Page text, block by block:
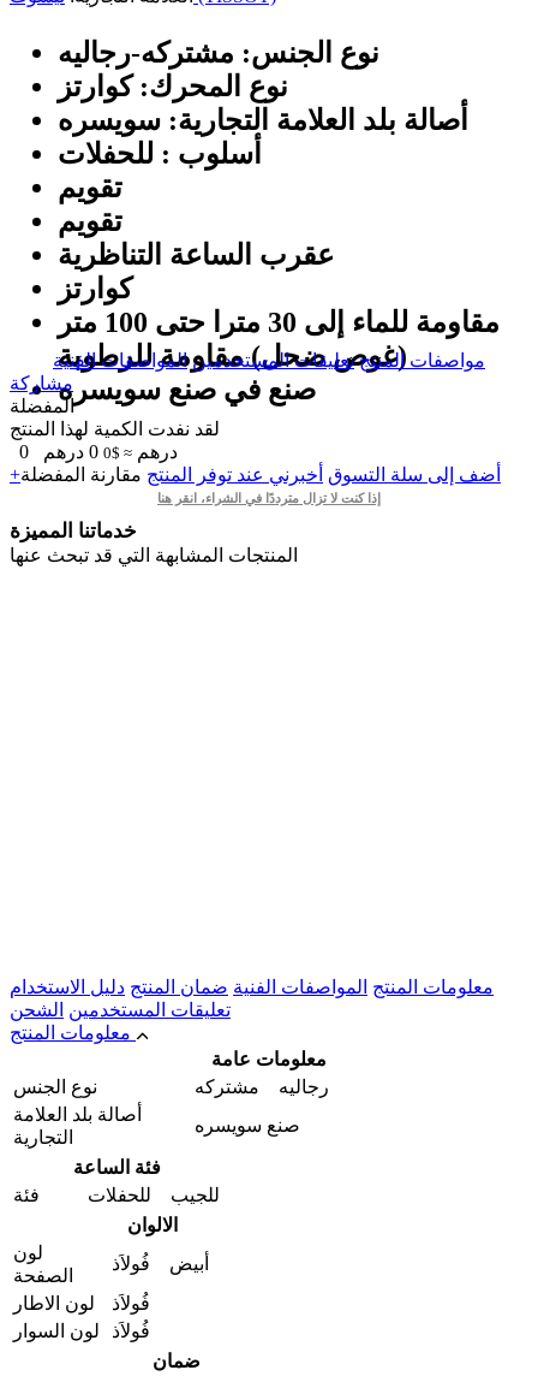
نوع الجنس: مشتركه-رجالیه
نوع المحرك: كوارتز
أصالة بلد العلامة التجارية: سويسره
أسلوب : للحفلات
تقويم
تقويم
عقرب الساعة التناظرية
كوارتز
مقاومة للماء إلى 30 مترا حتى 100 متر
(غوص ضحل) مقاومة للرطوبة
صنع في صنع سویسره
مواصفات المنتج تعليقات المستخدمين المواصفات الفنية
مشاركة
المفضلة
لقد نفدت الكمية لهذا المنتج
0
درهم ≈ $0
0 درهم
+أضف إلى سلة التسوق أخبرني عند توفر المنتج مقارنة المفضلة
إذا كنت لا تزال مترددًا في الشراء، انقر هنا
خدماتنا المميزة
المنتجات المشابهة التي قد تبحث عنها
معلومات المنتج المواصفات الفنية ضمان المنتج دليل الاستخدام
تعليقات المستخدمين الشحن
معلومات عامة
نوع الجنس
رجالیه مشتركه
أصالة بلد العلامة
التجارية
صنع سویسره
فئة الساعة
فئة
للجيب للحفلات
الالوان
لون
الصفحة
أبيض فُولاَذ
لون الاطار
فُولاَذ
لون السوار
فُولاَذ
ضمان